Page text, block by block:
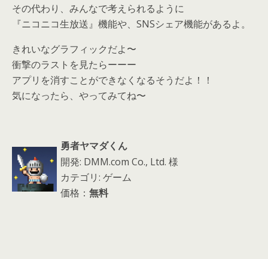
その代わり、みんなで考えられるように
『ニコニコ生放送』機能や、SNSシェア機能があるよ。
きれいなグラフィックだよ〜
衝撃のラストを見たらーーー
アプリを消すことができなくなるそうだよ！！
気になったら、やってみてね〜
勇者ヤマダくん
開発: DMM.com Co., Ltd. 様
カテゴリ: ゲーム
価格： 無料